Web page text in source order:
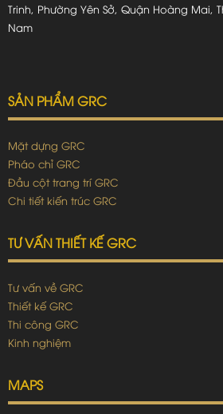
Trinh, Phường Yên Sở, Quận Hoàng Mai,
Nam
SẢN PHẨM GRC
Mặt dựng GRC
Pháo chỉ GRC
Đầu cột trang trí GRC
Chi tiết kiến trúc GRC
TƯ VẤN THIẾT KẾ GRC
Tư vấn về GRC
Thiết kế GRC
Thi công GRC
Kinh nghiệm
MAPS